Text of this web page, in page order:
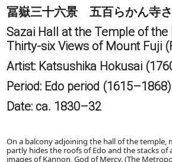
冨嶽三十六景 五百らかん寺
Sazai Hall at the Temple of
Thirty-six Views of Mount Fuji
Artist: Katsushika Hokusai
Period: Edo period (1615–1868)
Date: ca. 1830–32
On a balcony adjoining the hall of the temple,
partly hides the roofs of Edo and the stacks
images of Kannon, God of Mercy. (The